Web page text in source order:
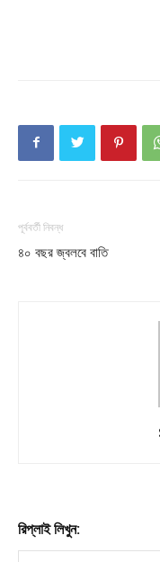
পূর্ববর্তী নিবন্ধ
৪০ বছর জ্বলবে বাতি
রিপ্লাই লিখুন: